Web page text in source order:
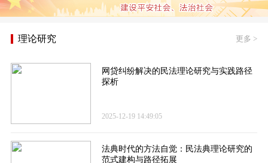
理论研究 更多 >
网贷纠纷解决的民法理论研究与实践路径
探析
2025-12-19 14:49:05
法典时代的方法自觉：民法典理论研究的
范式建构与路径拓展